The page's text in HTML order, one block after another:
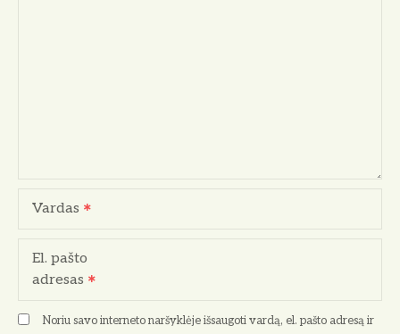
Vardas
El. pašto
adresas
Noriu savo interneto naršyklėje išsaugoti vardą, el. pašto adresą ir